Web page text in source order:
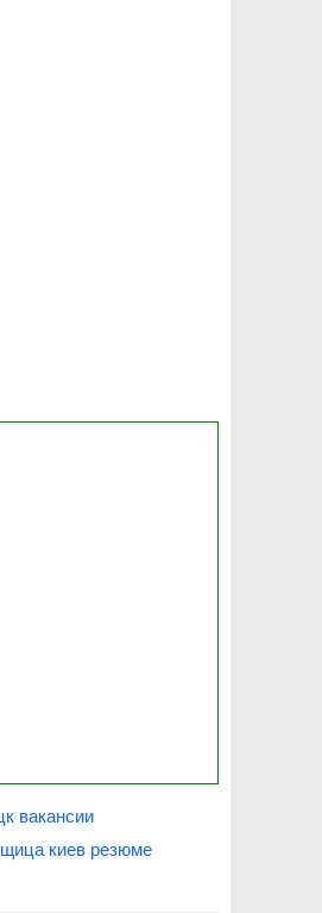
вакансии
киев резюме